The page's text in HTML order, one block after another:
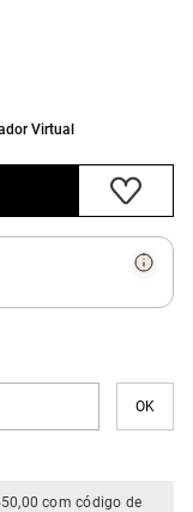
Virtual
com código de